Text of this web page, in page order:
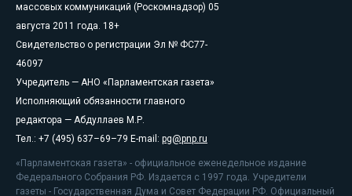
массовых коммуникаций (Роскомнадзор) 05
августа 2011 года. 18+
Свидетельство о регистрации Эл № ФС77-
46097
Учредитель — АНО «Парламентская газета»
Исполняющий обязанности главного
редактора — Абдуллаев М.Р.
Тел.: +7 (495) 637–69–79 E-mail: pg@pnp.ru
«Парламентская газета» - официальное еженедельное издание
Федерального Собрания РФ. Издается с 1997 года. Учредители
газеты - Государственная Дума и Совет Федерации РФ. Официальный